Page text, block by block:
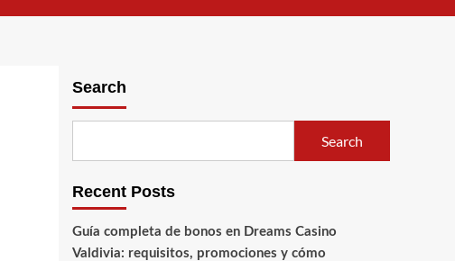
Search
Search
Recent Posts
Guía completa de bonos en Dreams Casino
Valdivia: requisitos, promociones y cómo